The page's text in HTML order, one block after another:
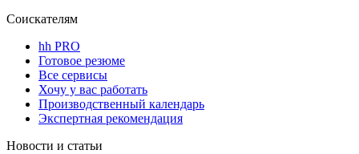
Соискателям
hh PRO
Готовое резюме
Все сервисы
Хочу у вас работать
Производственный календарь
Экспертная рекомендация
Новости и статьи